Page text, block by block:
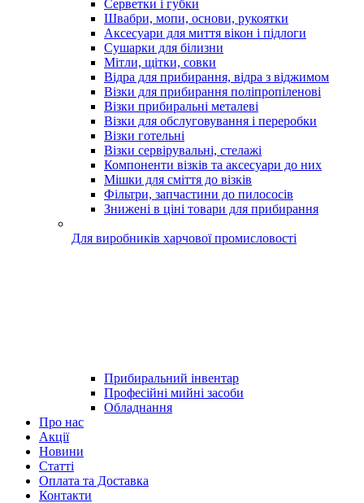
Серветки і губки
Швабри, мопи, основи, рукоятки
Аксесуари для миття вікон і підлоги
Сушарки для білизни
Мітли, щітки, совки
Відра для прибирання, відра з віджимом
Візки для прибирання поліпропіленові
Візки прибиральні металеві
Візки для обслуговування і переробки
Візки готельні
Візки сервірувальні, стелажі
Компоненти візків та аксесуари до них
Мішки для сміття до візків
Фільтри, запчастини до пилососів
Знижені в ціні товари для прибирання
Для виробників харчової промисловості
Прибиральний інвентар
Професійні мийні засоби
Обладнання
Про нас
Акції
Новини
Статті
Оплата та Доставка
Контакти